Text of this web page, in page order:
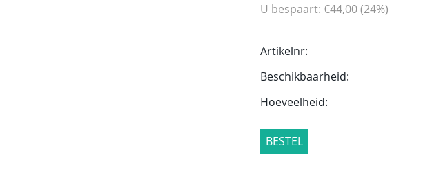
U bespaart: €44,00(24%)
Artikelnr:
Beschikbaarheid:
Hoeveelheid:
BESTEL